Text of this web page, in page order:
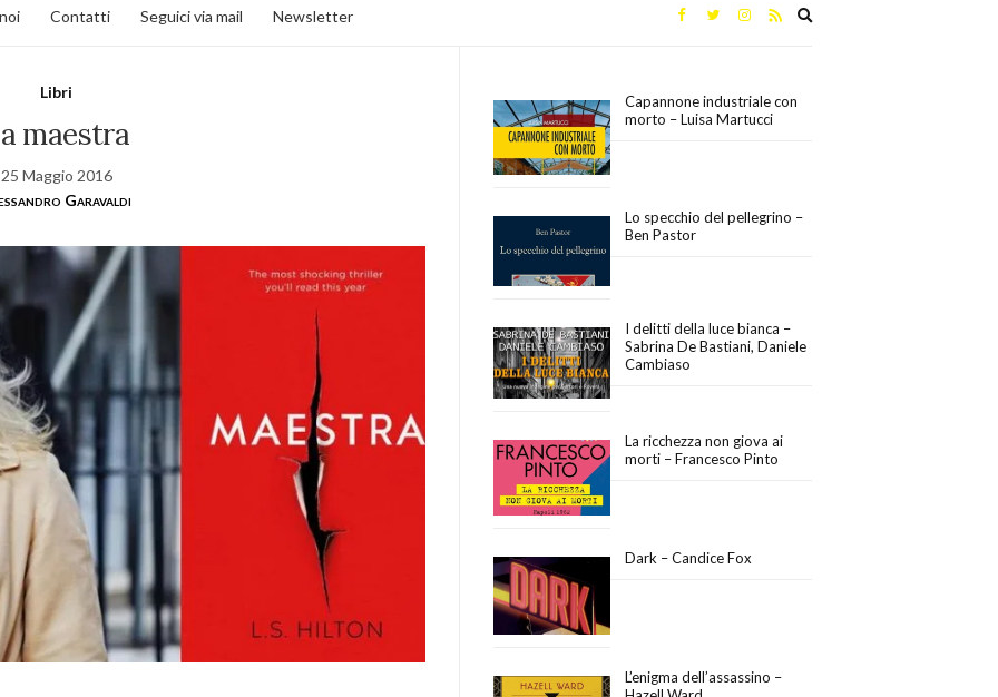
Contatti Seguici via mail Newsletter
Libri
maestra
25 Maggio 2016
Garavaldi
Capannone industriale con
morto – Luisa Martucci
Lo specchio del pellegrino –
Ben Pastor
I delitti della luce bianca –
Sabrina De Bastiani, Daniele
Cambiaso
La ricchezza non giova ai
morti – Francesco Pinto
Dark – Candice Fox
L’enigma dell’assassino –